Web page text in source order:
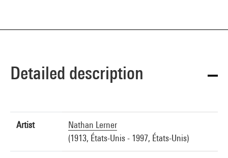
Detailed description
Artist
Nathan Lerner
(1913, États-Unis - 1997, États-Unis)